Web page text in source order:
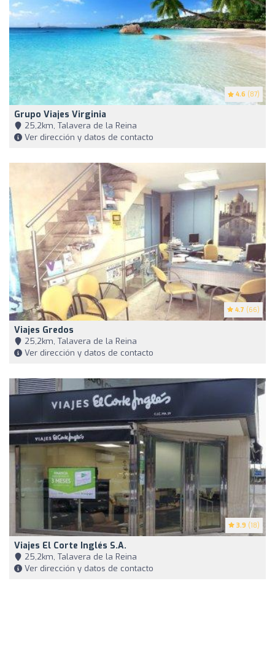
4.6 (87)
Grupo Viajes Virginia
25,2km, Talavera de la Reina
Ver dirección y datos de contacto
4.7 (66)
Viajes Gredos
25,2km, Talavera de la Reina
Ver dirección y datos de contacto
3.9 (18)
Viajes El Corte Inglés S.A.
25,2km, Talavera de la Reina
Ver dirección y datos de contacto